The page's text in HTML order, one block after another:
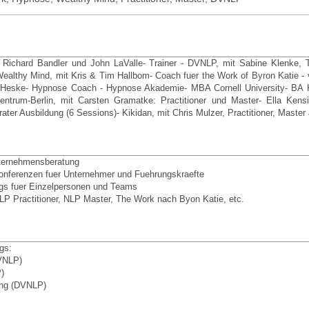
Bandler und John LaValle- Trainer - DVNLP, mit Sabine Klenke,
Mind, mit Kris & Tim Hallbom- Coach fuer the Work of Byron Katie -
Hypnose Coach - Hypnose Akademie- MBA Cornell University- BA
Berlin, mit Carsten Gramatke: Practitioner und Master- Ella
Ausbildung (6 Sessions)- Kikidan, mit Chris Mulzer, Practitioner,
fuer Unternehmer und Fuehrungskraefte
fuer Einzelpersonen und Teams
Practitioner, NLP Master, The Work nach Byon Katie, etc.
(DVNLP)